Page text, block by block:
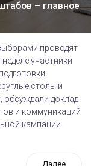
– главное
проводят
участники
столы и
обсуждали доклад
и коммуникаций
кампании.
Далее